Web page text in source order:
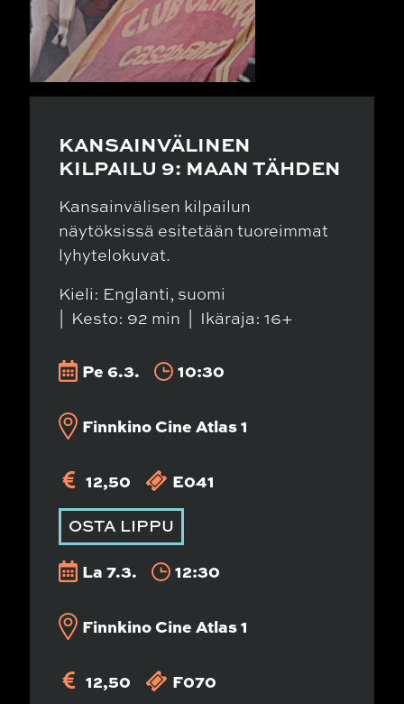
KANSAINVÄLINEN
KILPAILU 9: MAAN TÄHDEN
Kansainvälisen kilpailun
näytöksissä esitetään tuoreimmat
lyhytelokuvat.
Kieli: Englanti, suomi
Kesto: 92 min
Ikäraja: 16+
Pe 6.3. 10:30
Finnkino Cine Atlas 1
12,50 E041
OSTA LIPPU
La 7.3. 12:30
Finnkino Cine Atlas 1
12,50 F070